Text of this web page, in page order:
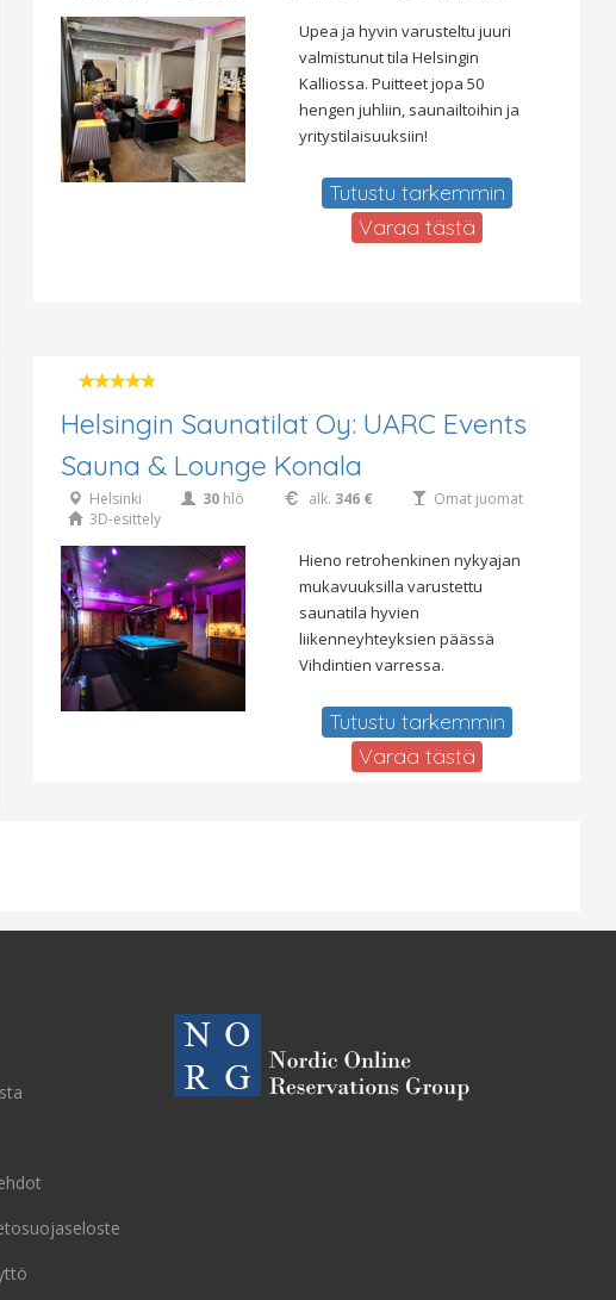
Upea ja hyvin varusteltu juuri
valmistunut tila Helsingin
Kalliossa. Puitteet jopa 50
hengen juhliin, saunailtoihin ja
yritystilaisuuksiin!
Tutustu tarkemmin
Varaa tästä
Helsingin Saunatilat Oy: UARC Events
Sauna & Lounge Konala
Helsinki 30 hlö alk. 346 €
Omat juomat
3D-esittely
Hieno retrohenkinen nykyajan
mukavuuksilla varustettu
saunatila hyvien
liikenneyhteyksien päässä
Vihdintien varressa.
Tutustu tarkemmin
Varaa tästä